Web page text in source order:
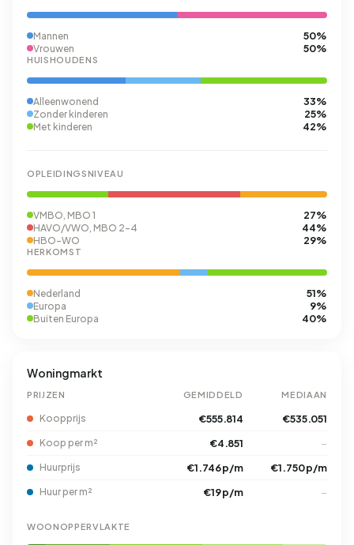
Mannen 50%
Vrouwen 50%
HUISHOUDENS
Alleenwonend 33%
Zonder kinderen 25%
Met kinderen 42%
OPLEIDINGSNIVEAU
VMBO, MBO 1 27%
HAVO/VWO, MBO 2-4 44%
HBO-WO 29%
HERKOMST
Nederland 51%
Europa 9%
Buiten Europa 40%
Woningmarkt
PRIJZEN GEMIDDELD MEDIAAN
Koopprijs €555.814 €535.051
Koop per m² €4.851 –
Huurprijs €1.746 p/m €1.750 p/m
Huur per m² €19 p/m –
WOONOPPERVLAKTE